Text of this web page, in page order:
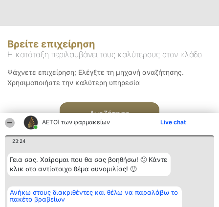
ΑΕΤΟΊ των φαρμακείων Live chat
23:24
Γεια σας. Χαίρομαι που θα σας βοηθήσω! 🙂 Κάντε
κλικ στο αντίστοιχο θέμα συνομιλίας! 🙂
Ανήκω στους διακριθέντες και θέλω να παραλάβω το
πακέτο βραβείων
Βρείτε επιχείρηση
Η κατάταξη περιλαμβάνει τους καλύτερους στον κλάδο
Ψάχνετε επιχείρηση; Ελέγξτε τη μηχανή αναζήτησης.
Χρησιμοποιήστε την καλύτερη υπηρεσία
Αναζήτηση
Διοργανωτής της
κατάταξης
BEAUTIFUL COMPANY
Κατάταξη
Διακριθέντες
Επικοινωνία
Επικοινωνία